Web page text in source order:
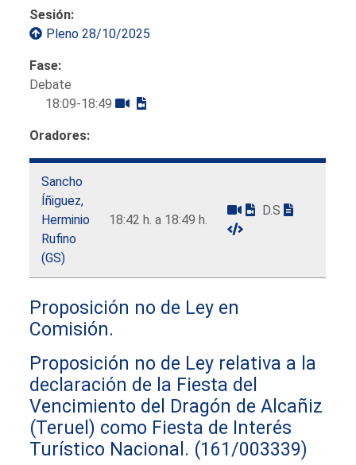
Sesión:
Pleno 28/10/2025
Fase:
Debate
18:09-18:49
Oradores:
Sancho
Íñiguez,
Herminio
Rufino
(GS)
18:42 h. a 18:49 h.
D.S
Proposición no de Ley en
Comisión.
Proposición no de Ley relativa a la
declaración de la Fiesta del
Vencimiento del Dragón de Alcañiz
(Teruel) como Fiesta de Interés
Turístico Nacional. (161/003339)